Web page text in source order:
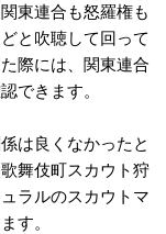
東連合も怒羅権も
と吹聴して回って
際には、関東連合
できます。
は良くなかったと
舞伎町スカウト狩
ラルのスカウトマ
す。